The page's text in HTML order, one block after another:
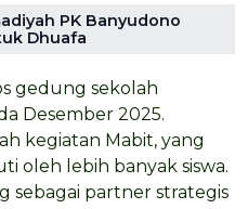
PK Banyudono
Dhuafa
gedung sekolah
Desember 2025.
kegiatan Mabit, yang
oleh lebih banyak siswa.
sebagai partner strategis